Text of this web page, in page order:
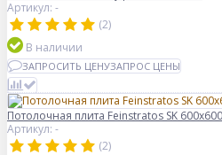
Артикул: -
(2)
В наличии
ЗАПРОСИТЬ ЦЕНУЗАПРОС ЦЕНЫ
Потолочная плита Feinstratos SK
Артикул: -
(2)